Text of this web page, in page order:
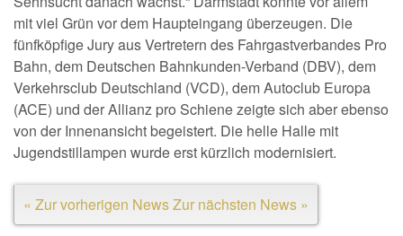
mit viel Grün vor dem Haupteingang überzeugen. Die
fünfköpfige Jury aus Vertretern des Fahrgastverbandes Pro
Bahn, dem Deutschen Bahnkunden-Verband (DBV), dem
Verkehrsclub Deutschland (VCD), dem Autoclub Europa
(ACE) und der Allianz pro Schiene zeigte sich aber ebenso
von der Innenansicht begeistert. Die helle Halle mit
Jugendstillampen wurde erst kürzlich modernisiert.
« Zur vorherigen NewsZur nächsten News »